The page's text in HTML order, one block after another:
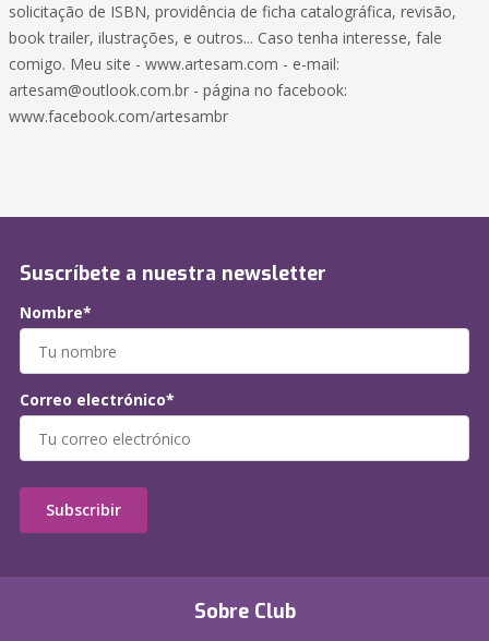
solicitação de ISBN, providência de ficha catalográfica, revisão,
book trailer, ilustrações, e outros... Caso tenha interesse, fale
comigo. Meu site - www.artesam.com - e-mail:
artesam@outlook.com.br - página no facebook:
www.facebook.com/artesambr
Sobre Club
Suscríbete a nuestra newsletter
Nombre*
Correo electrónico*
Subscribir